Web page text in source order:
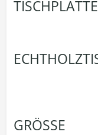
GRÖSSE